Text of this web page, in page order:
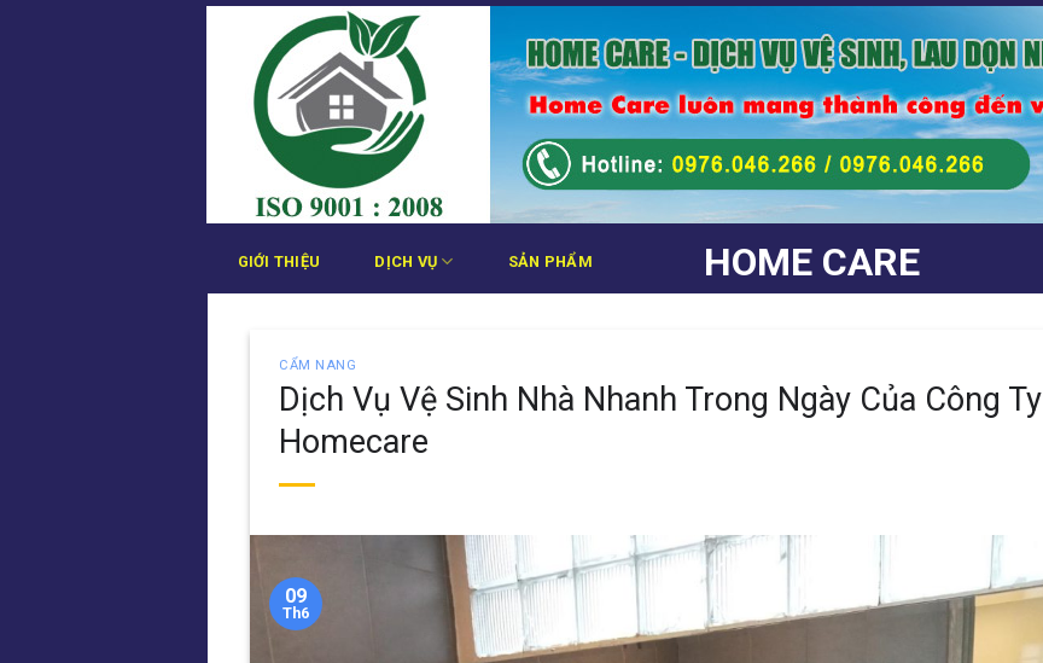
Bỏ
HOME CARE
GIỚI THIỆU DỊCH VỤ SẢN PHẨM
CẨM NANG
Dịch Vụ Vệ Sinh Nhà Nhanh Trong Ngày Của Công Ty
Homecare
09
Th6